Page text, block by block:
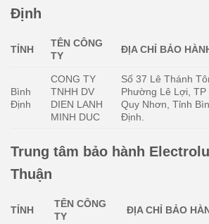
Định
TỈNH
TÊN CÔNG
TY
ĐỊA CHỈ BẢO
Bình
Định
CONG TY
TNHH DV
DIEN LANH
MINH DUC
Số 37 Lê Thánh
Phường Lê Lợi, TP
Quy Nhơn, Tỉnh
Định.
Trung tâm bảo hành
Thuận
TỈNH
TÊN CÔNG
TY
ĐỊA CHỈ BẢO